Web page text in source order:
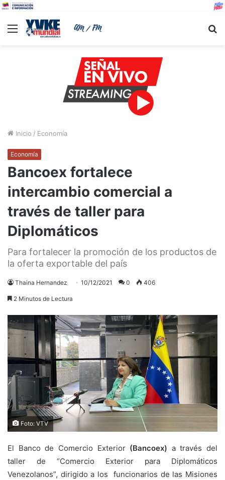
Menu
Inicio / Economía
Economía
Bancoex fortalece
intercambio comercial a
través de taller para
Diplomáticos
Para fortalecer la promoción de los productos de
la oferta exportable del país
Thaina Hernandez 10/12/2021 0 406
2 Minutos de Lectura
Foto: VTV
El Banco de Comercio Exterior (Bancoex) a través del
taller de “Comercio Exterior para Diplomáticos
Venezolanos”, dirigido a los funcionarios de las Misiones